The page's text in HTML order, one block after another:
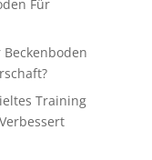
Für
Training